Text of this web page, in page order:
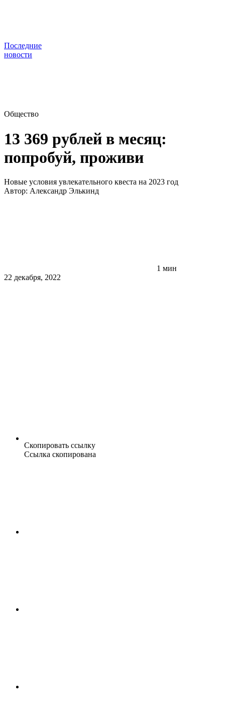
Последние
новости
Общество
13 369 рублей в месяц:
попробуй, проживи
Новые условия увлекательного квеста на 2023 год
Автор: Александр Элькинд
1 мин
22 декабря, 2022
Скопировать ссылку
Ссылка скопирована